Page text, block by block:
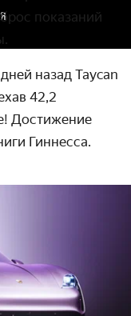
показаний
назад Taycan
42,2
Достижение
Гиннесса.